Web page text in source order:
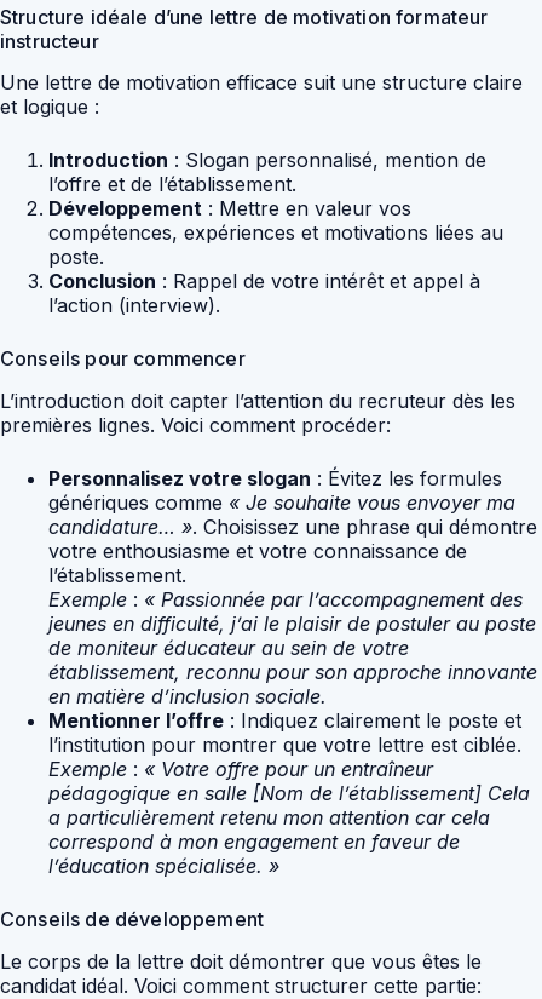
Structure idéale d’une lettre de motivation formateur
instructeur
Une lettre de motivation efficace suit une structure claire
et logique :
Introduction : Slogan personnalisé, mention de
l’offre et de l’établissement.
Développement : Mettre en valeur vos
compétences, expériences et motivations liées au
poste.
Conclusion : Rappel de votre intérêt et appel à
l’action (interview).
Conseils pour commencer
L’introduction doit capter l’attention du recruteur dès les
premières lignes. Voici comment procéder:
Personnalisez votre slogan : Évitez les formules
génériques comme « Je souhaite vous envoyer ma
candidature… ». Choisissez une phrase qui démontre
votre enthousiasme et votre connaissance de
l’établissement.
Exemple : « Passionnée par l’accompagnement des
jeunes en difficulté, j’ai le plaisir de postuler au poste
de moniteur éducateur au sein de votre
établissement, reconnu pour son approche innovante
en matière d’inclusion sociale.
Mentionner l’offre : Indiquez clairement le poste et
l’institution pour montrer que votre lettre est ciblée.
Exemple : « Votre offre pour un entraîneur
pédagogique en salle [Nom de l’établissement] Cela
a particulièrement retenu mon attention car cela
correspond à mon engagement en faveur de
l’éducation spécialisée. »
Conseils de développement
Le corps de la lettre doit démontrer que vous êtes le
candidat idéal. Voici comment structurer cette partie: